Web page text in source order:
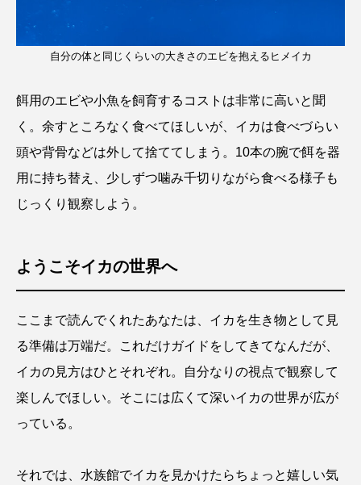
自分の体と同じくらいの大きさのエビを抱えるヒメイカ
餌用のエビや小魚を飼育するコストは非常に高いと聞
く。余すところなく食べてほしいが、イカは食べづらい
頭や背骨などは外して捨ててしまう。10本の腕で餌を器
用に持ち替え、少しずつ噛み千切りながら食べる様子も
じっくり観察しよう。
ようこそイカの世界へ
ここまで読んでくれたあなたは、イカを生き物として見
る準備は万端だ。これだけガイドをしてきてなんだが、
イカの見方はひとそれぞれ。自分なりの視点で観察して
楽しんでほしい。そこには広くて深いイカの世界が広が
っている。
それでは、水族館でイカを見かけたらちょっと嬉しい気